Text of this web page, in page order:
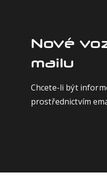
Nové
mailu
Chcete-li být
prostřednictvím